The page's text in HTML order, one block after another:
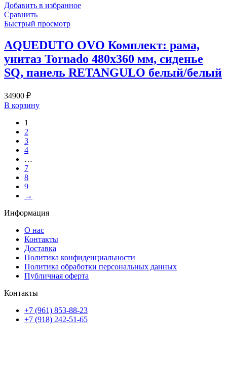
Добавить в избранное
Сравнить
Быстрый просмотр
AQUEDUTO OVO Комплект: рама,
унитаз Tornado 480х360 мм, сиденье
SQ, панель RETANGULO белый/белый
34900 ₽
В корзину
1
2
3
4
…
7
8
9
→
Информация
О нас
Контакты
Доставка
Политика конфиденциальности
Политика обработки персональных данных
Публичная оферта
Контакты
+7 (961) 853-88-23
+7 (918) 242-51-65